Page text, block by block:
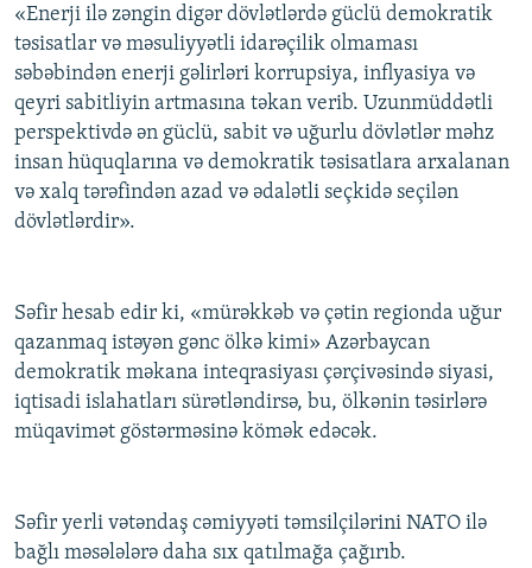
«Enerji ilə zəngin digər dövlətlərdə güclü demokratik
təsisatlar və məsuliyyətli idarəçilik olmaması
səbəbindən enerji gəlirləri korrupsiya, inflyasiya və
qeyri sabitliyin artmasına təkan verib. Uzunmüddətli
perspektivdə ən güclü, sabit və uğurlu dövlətlər məhz
insan hüquqlarına və demokratik təsisatlara arxalanan
və xalq tərəfindən azad və ədalətli seçkidə seçilən
dövlətlərdir».
Səfir hesab edir ki, «mürəkkəb və çətin regionda uğur
qazanmaq istəyən gənc ölkə kimi» Azərbaycan
demokratik məkana inteqrasiyası çərçivəsində siyasi,
iqtisadi islahatları sürətləndirsə, bu, ölkənin təsirlərə
müqavimət göstərməsinə kömək edəcək.
Səfir yerli vətəndaş cəmiyyəti təmsilçilərini NATO ilə
bağlı məsələlərə daha sıx qatılmağa çağırıb.